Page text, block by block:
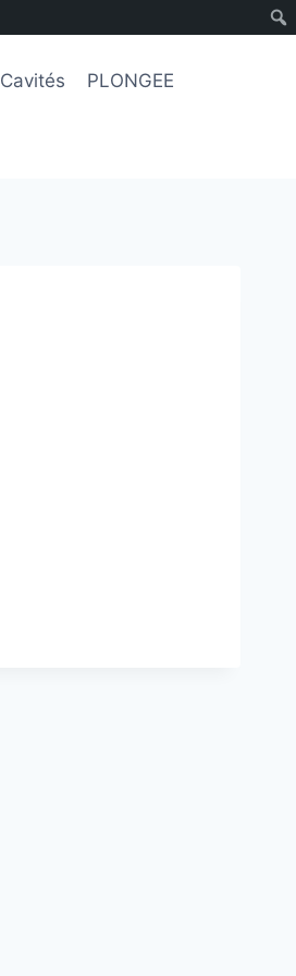
Cavités PLONGEE